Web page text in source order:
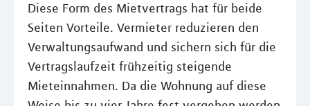
Diese Form des Mietvertrags hat für beide
Seiten Vorteile. Vermieter reduzieren den
Verwaltungsaufwand und sichern sich für die
Vertragslaufzeit frühzeitig steigende
Mieteinnahmen. Da die Wohnung auf diese